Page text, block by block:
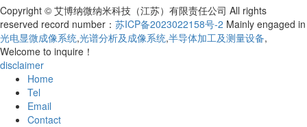
Copyright © 艾博纳微纳米科技（江苏）有限责任公司 All rights
reserved record number： 苏ICP备2023022158号-2 Mainly engaged in
光电显微成像系统,光谱分析及成像系统,半导体加工及测量设备,
Welcome to inquire！
disclaimer
Home
Tel
Email
Contact